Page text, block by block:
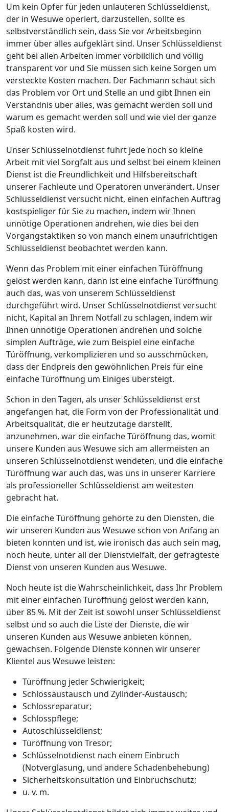
Um kein Opfer für jeden unlauteren Schlüsseldienst,
der in Wesuwe operiert, darzustellen, sollte es
selbstverständlich sein, dass Sie vor Arbeitsbeginn
immer über alles aufgeklärt sind. Unser Schlüsseldienst
geht bei allen Arbeiten immer vorbildlich und völlig
transparent vor und Sie müssen sich keine Sorgen um
versteckte Kosten machen. Der Fachmann schaut sich
das Problem vor Ort und Stelle an und gibt Ihnen ein
Verständnis über alles, was gemacht werden soll und
warum es gemacht werden soll und wie viel der ganze
Spaß kosten wird.
Unser Schlüsselnotdienst führt jede noch so kleine
Arbeit mit viel Sorgfalt aus und selbst bei einem kleinen
Dienst ist die Freundlichkeit und Hilfsbereitschaft
unserer Fachleute und Operatoren unverändert. Unser
Schlüsseldienst versucht nicht, einen einfachen Auftrag
kostspieliger für Sie zu machen, indem wir Ihnen
unnötige Operationen andrehen, wie dies bei den
Vorgangstaktiken so von manch einem unaufrichtigen
Schlüsseldienst beobachtet werden kann.
Wenn das Problem mit einer einfachen Türöffnung
gelöst werden kann, dann ist eine einfache Türöffnung
auch das, was von unserem Schlüsseldienst
durchgeführt wird. Unser Schlüsselnotdienst versucht
nicht, Kapital an Ihrem Notfall zu schlagen, indem wir
Ihnen unnötige Operationen andrehen und solche
simplen Aufträge, wie zum Beispiel eine einfache
Türöffnung, verkomplizieren und so ausschmücken,
dass der Endpreis den gewöhnlichen Preis für eine
einfache Türöffnung um Einiges übersteigt.
Schon in den Tagen, als unser Schlüsseldienst erst
angefangen hat, die Form von der Professionalität und
Arbeitsqualität, die er heutzutage darstellt,
anzunehmen, war die einfache Türöffnung das, womit
unsere Kunden aus Wesuwe sich am allermeisten an
unseren Schlüsselnotdienst wendeten, und die einfache
Türöffnung war auch das, was uns in unserer Karriere
als professioneller Schlüsseldienst am weitesten
gebracht hat.
Die einfache Türöffnung gehörte zu den Diensten, die
wir unseren Kunden aus Wesuwe schon von Anfang an
bieten konnten und ist, wie ironisch das auch sein mag,
noch heute, unter all der Dienstvielfalt, der gefragteste
Dienst von unseren Kunden aus Wesuwe.
Noch heute ist die Wahrscheinlichkeit, dass Ihr Problem
mit einer einfachen Türöffnung gelöst werden kann,
über 85 %. Mit der Zeit ist sowohl unser Schlüsseldienst
selbst und so auch die Liste der Dienste, die wir
unseren Kunden aus Wesuwe anbieten können,
gewachsen. Folgende Dienste können wir unserer
Klientel aus Wesuwe leisten:
Türöffnung jeder Schwierigkeit;
Schlossaustausch und Zylinder-Austausch;
Schlossreparatur;
Schlosspflege;
Autoschlüsseldienst;
Türöffnung von Tresor;
Schlüsselnotdienst nach einem Einbruch
(Notverglasung, und andere Schadenbehebung)
Sicherheitskonsultation und Einbruchschutz;
u. v. m.